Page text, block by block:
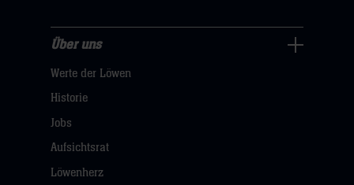
uns
Navigation
öffnen,
dann
Über uns
Werte der Löwen
Historie
Jobs
Aufsichtsrat
Löwenherz